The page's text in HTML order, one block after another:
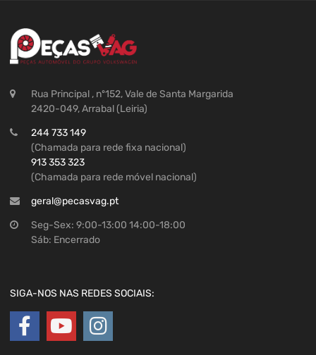
Rua Principal , nº152, Vale de Santa Margarida
2420-049, Arrabal (Leiria)
244 733 149
(Chamada para rede fixa nacional)
913 353 323
(Chamada para rede móvel nacional)
geral@pecasvag.pt
Seg-Sex: 9:00-13:00 14:00-18:00
Sáb: Encerrado
SIGA-NOS NAS REDES SOCIAIS: